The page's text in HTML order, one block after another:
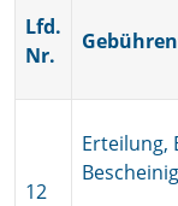
Lfd.
Nr.
12
Erteilung,